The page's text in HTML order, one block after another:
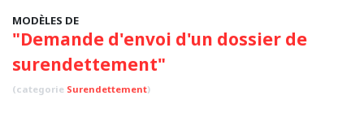
MODÈLES DE
"Demande d'envoi d'un dossier de
surendettement"
(categorie Surendettement)